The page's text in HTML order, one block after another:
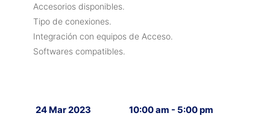
Accesorios disponibles.
Tipo de conexiones.
Integración con equipos de Acceso.
Softwares compatibles.
24 Mar 2023
10:00 am - 5:00 pm